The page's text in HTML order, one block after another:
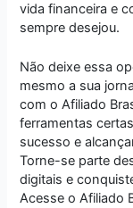
vida financeira e
sempre desejou.
Não deixe essa
mesmo a sua
com o Afiliado
ferramentas
sucesso e
Torne-se parte
digitais e
Acesse o Afiliado